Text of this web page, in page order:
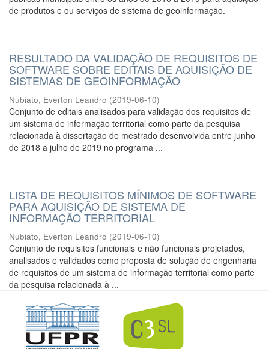
de produtos e ou serviços de sistema de geoinformação.
RESULTADO DA VALIDAÇÃO DE REQUISITOS DE
SOFTWARE SOBRE EDITAIS DE AQUISIÇÃO DE
SISTEMAS DE GEOINFORMAÇÃO
Nubiato, Everton Leandro (2019-06-10)
Conjunto de editais analisados para validação dos requisitos de
um sistema de informação territorial como parte da pesquisa
relacionada à dissertação de mestrado desenvolvida entre junho
de 2018 a julho de 2019 no programa ...
LISTA DE REQUISITOS MÍNIMOS DE SOFTWARE
PARA AQUISIÇÃO DE SISTEMA DE
INFORMAÇÃO TERRITORIAL
Nubiato, Everton Leandro (2019-06-10)
Conjunto de requisitos funcionais e não funcionais projetados,
analisados e validados como proposta de solução de engenharia
de requisitos de um sistema de informação territorial como parte
da pesquisa relacionada à ...